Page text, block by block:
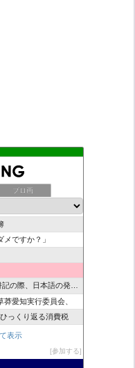
ブロ画
ドクトリン憲法改悪計画！
ですか？」
際、日本語の発音/…
愛知実行委員会、
っくり返る消費税
表示
参加する